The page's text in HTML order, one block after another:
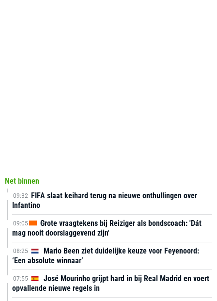
Net binnen
09:32 FIFA slaat keihard terug na nieuwe onthullingen over
Infantino
09:05
Grote vraagtekens bij Reiziger als bondscoach: 'Dát
mag nooit doorslaggevend zijn'
08:25
Mario Been ziet duidelijke keuze voor Feyenoord:
‘Een absolute winnaar’
07:55
José Mourinho grijpt hard in bij Real Madrid en voert
opvallende nieuwe regels in